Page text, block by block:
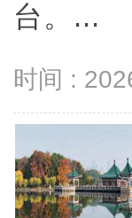
台。...
时间 :